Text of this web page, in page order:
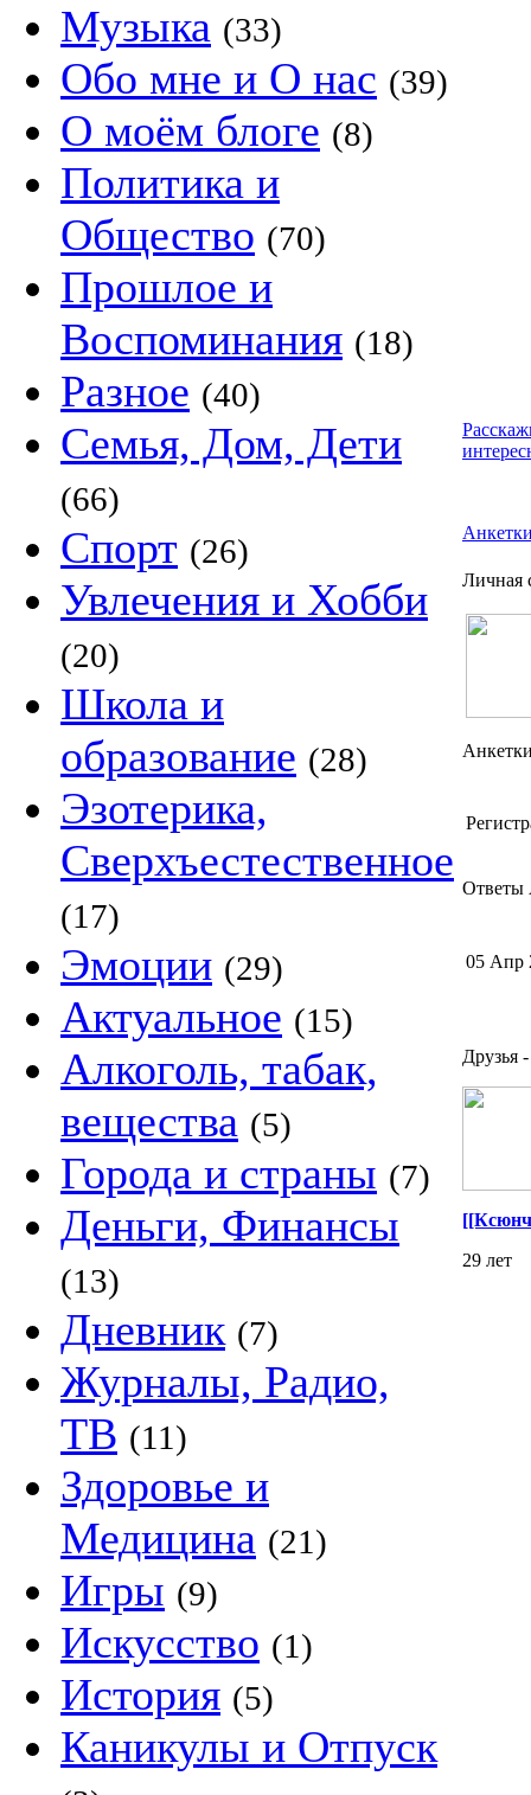
Музыка (33)
Обо мне и О нас (39)
О моём блоге (8)
Политика и
Общество (70)
Прошлое и
Воспоминания (18)
Разное (40)
Семья, Дом, Дети
(66)
Спорт (26)
Увлечения и Хобби
(20)
Школа и
образование (28)
Эзотерика,
Сверхъестественное
(17)
Эмоции (29)
Актуальное (15)
Алкоголь, табак,
вещества (5)
Города и страны (7)
Деньги, Финансы
(13)
Дневник (7)
Журналы, Радио,
ТВ (11)
Здоровье и
Медицина (21)
Игры (9)
Искусство (1)
История (5)
Каникулы и Отпуск
Личная
Ответы
05 Апр
Друзья
29 лет